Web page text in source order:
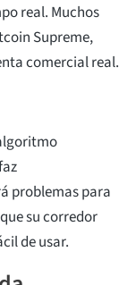
real. Muchos
Supreme,
comercial real.
problemas para
su corredor
de usar.